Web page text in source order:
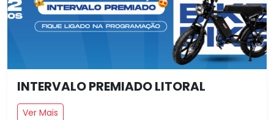
INTERVALO PREMIADO LITORAL
Ver Mais